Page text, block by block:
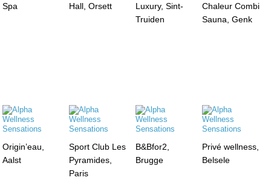
Spa
Hall, Orsett
Luxury, Sint-
Truiden
Chaleur Combi
Sauna, Genk
Origin’eau,
Aalst
Sport Club Les
Pyramides,
Paris
B&Bfor2,
Brugge
Privé wellness,
Belsele